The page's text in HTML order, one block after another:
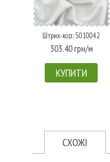
Штрих-код: 5010042
303.40 грн/м
КУПИТИ
СХОЖІ